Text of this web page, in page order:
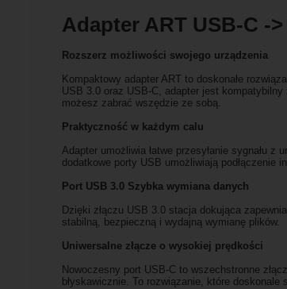
Adapter ART USB-C -
Rozszerz możliwości swojego urządzenia
Kompaktowy adapter ART to doskonałe
USB 3.0 oraz USB-C, adapter jest
możesz zabrać wszędzie ze sobą.
Praktyczność w każdym calu
Adapter umożliwia łatwe przesyłanie sygnału
dodatkowe porty USB umożliwiają podłączenie
Port USB 3.0 Szybka wymiana danych
Dzięki złączu USB 3.0 stacja dokująca
stabilną, bezpieczną i wydajną wymianę plików.
Uniwersalne złącze o wysokiej prędkości
Nowoczesny port USB-C to wszechstronne
błyskawicznie. To rozwiązanie, które